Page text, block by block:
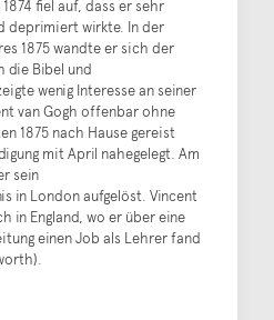
fiel auf, dass er sehr
deprimiert wirkte. In der
1875 wandte er sich der
die Bibel und
wenig Interesse an seiner
van Gogh offenbar ohne
1875 nach Hause gereist
mit April nahegelegt. Am
sein
in London aufgelöst. Vincent
in England, wo er über eine
einen Job als Lehrer fand